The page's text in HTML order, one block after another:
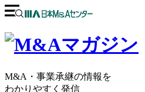
M&A・事業承継の情報を
わかりやすく発信